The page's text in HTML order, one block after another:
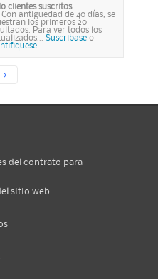
clientes suscritos
Con antiguedad de 40 días, se
los primeros 20
Para ver todos los
Suscribase o
>
del contrato para
sitio web